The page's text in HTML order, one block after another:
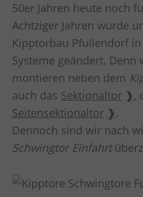
50er Jahren heute noch
Achtziger Jahren wurde
Kipptorbau Pfullendorf
Systeme geändert. Denn
montieren neben dem
auch das Sektionaltor ,
Seitensektionaltor
.
Dennoch sind wir nach
Schwingtor Einfahrt